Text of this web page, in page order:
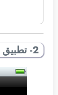
2- تطبيق